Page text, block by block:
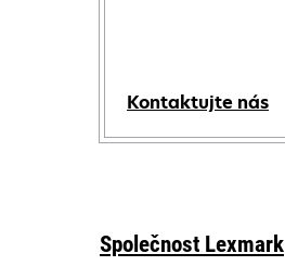
Kontaktujte nás
Společnost Lexmark